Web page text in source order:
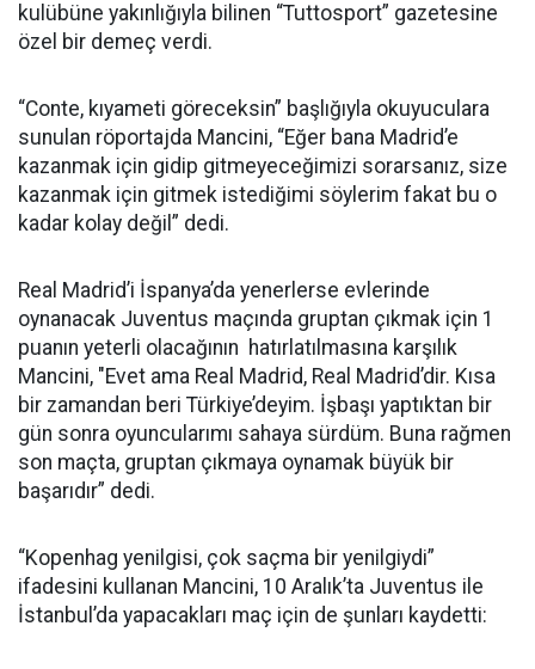
kulübüne yakınlığıyla bilinen “Tuttosport” gazetesine
özel bir demeç verdi.
“Conte, kıyameti göreceksin” başlığıyla okuyuculara
sunulan röportajda Mancini, “Eğer bana Madrid’e
kazanmak için gidip gitmeyeceğimizi sorarsanız, size
kazanmak için gitmek istediğimi söylerim fakat bu o
kadar kolay değil” dedi.
Real Madrid’i İspanya’da yenerlerse evlerinde
oynanacak Juventus maçında gruptan çıkmak için 1
puanın yeterli olacağının hatırlatılmasına karşılık
Mancini, "Evet ama Real Madrid, Real Madrid’dir. Kısa
bir zamandan beri Türkiye’deyim. İşbaşı yaptıktan bir
gün sonra oyuncularımı sahaya sürdüm. Buna rağmen
son maçta, gruptan çıkmaya oynamak büyük bir
başarıdır” dedi.
“Kopenhag yenilgisi, çok saçma bir yenilgiydi”
ifadesini kullanan Mancini, 10 Aralık’ta Juventus ile
İstanbul’da yapacakları maç için de şunları kaydetti: